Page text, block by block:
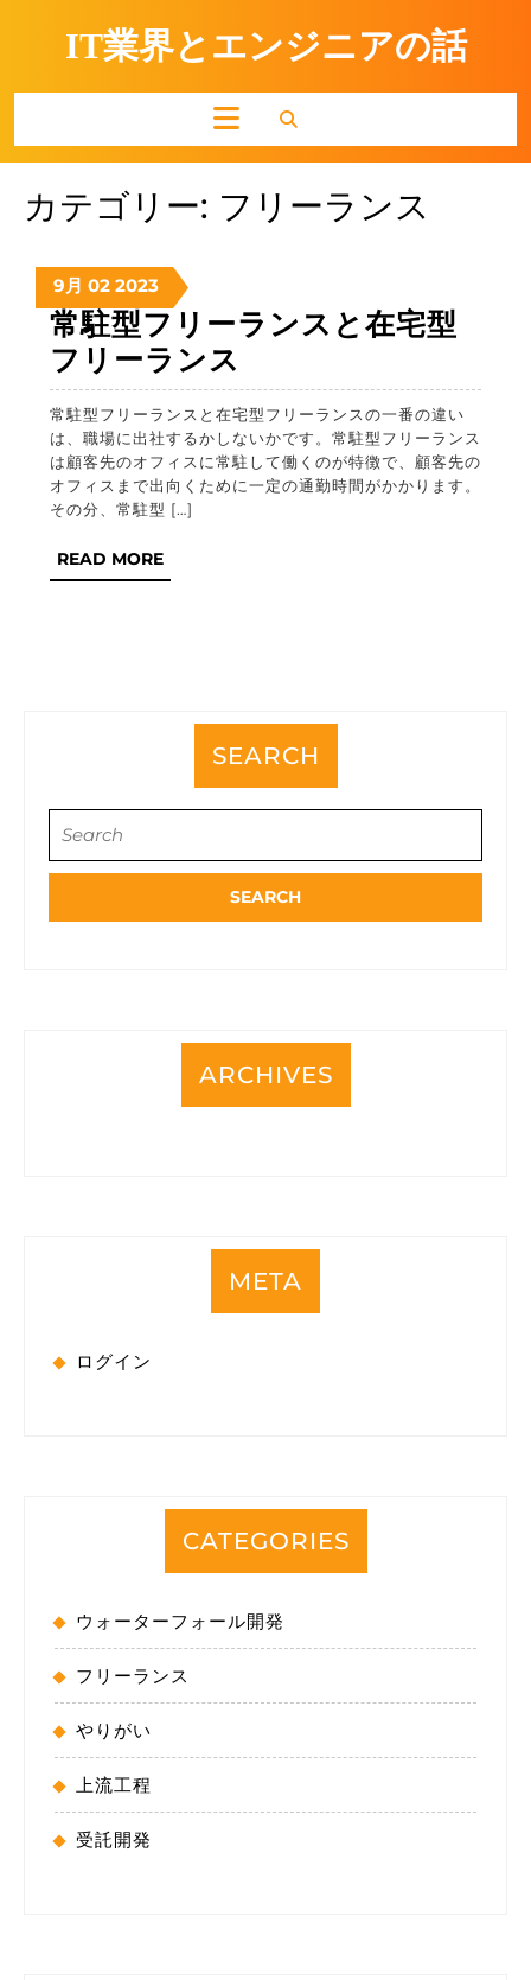
contentIT業界とエンジニアの話
Open
Button
カテゴリー: フリーランス
9月 2023
年
9
月
2
日
022023
年
9
月
2
日
20232023
年
9
月
2
日
常駐型フリーランスと在宅型
フリーランス
駐
型
フ
リ
宅
型
フ
リ
ー
ラ
常駐型フリーランスと在宅型フリーランスの一番の違い
は、職場に出社するかしないかです。常駐型フリーランス
は顧客先のオフィスに常駐して働くのが特徴で、顧客先の
オフィスまで出向くために一定の通勤時間がかかります。
その分、常駐型 […]
READ MOREREAD
MORE
SEARCH
for:
ARCHIVES
META
ログイン
CATEGORIES
ウォーターフォール開発
フリーランス
やりがい
上流工程
受託開発